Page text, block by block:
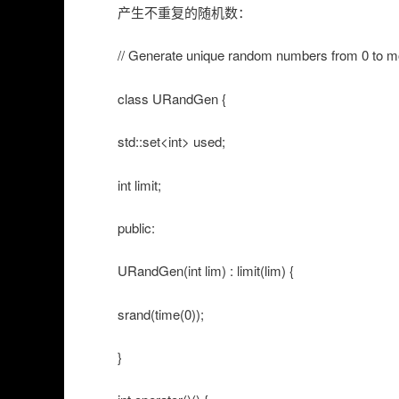
产生不重复的随机数：
// Generate unique random numbers from 0 to
class URandGen {
std::set<int> used;
int limit;
public:
URandGen(int lim) : limit(lim) {
srand(time(0));
}